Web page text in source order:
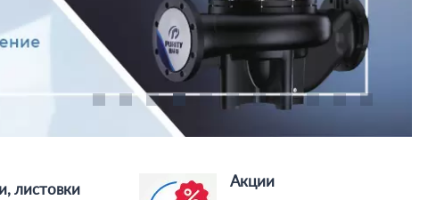
листовки Акции